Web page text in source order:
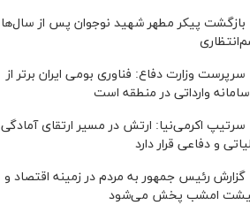
بازگشت پیکر مطهر شهید نوجوان پس از سال‌ها
سرپرست وزارت دفاع: فناوری بومی ایران برتر از
وارداتی در منطقه است
سرتیپ اکرمی‌نیا: ارتش در مسیر ارتقای آمادگی
و دفاعی قرار دارد
گزارش رئیس‌ جمهور به مردم در زمینه اقتصاد و
امشب پخش می‌شود